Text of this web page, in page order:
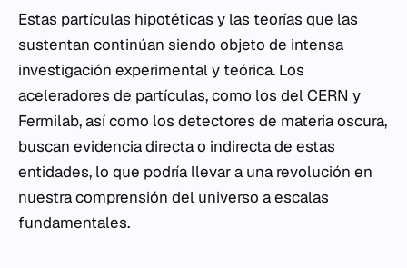
Estas partículas hipotéticas y las teorías que las
sustentan continúan siendo objeto de intensa
investigación experimental y teórica. Los
aceleradores de partículas, como los del CERN y
Fermilab, así como los detectores de materia oscura,
buscan evidencia directa o indirecta de estas
entidades, lo que podría llevar a una revolución en
nuestra comprensión del universo a escalas
fundamentales.